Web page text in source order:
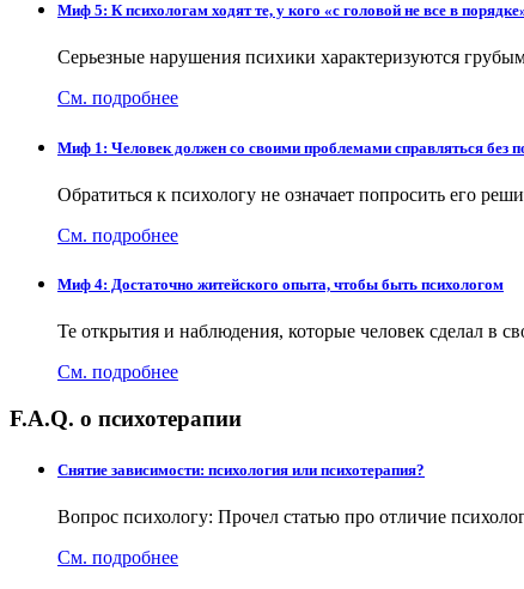
Миф 5: К психологам ходят те, у кого «с головой не все в
Серьезные нарушения психики характеризуются
См. подробнее
Миф 1: Человек должен со своими проблемами справляться без
Обратиться к психологу не означает попросить его
См. подробнее
Миф 4: Достаточно житейского опыта, чтобы быть психологом
Те открытия и наблюдения, которые человек сделал в
См. подробнее
F.A.Q. о психотерапии
Снятие зависимости: психология или психотерапия?
Вопрос психологу: Прочел статью про отличие
См. подробнее